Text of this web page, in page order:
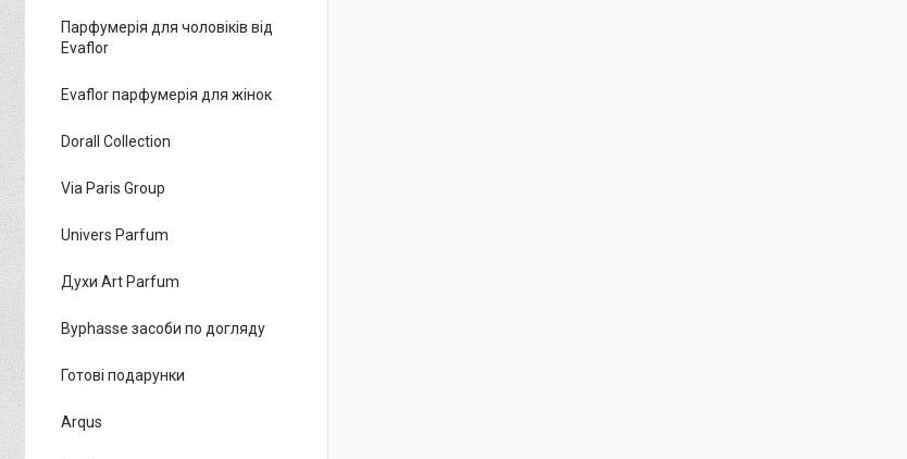
Парфумерія для чоловіків від
Evaflor
Evaflor парфумерія для жінок
Dorall Collection
Via Paris Group
Univers Parfum
Духи Art Parfum
Byphasse засоби по догляду
Готові подарунки
Arqus